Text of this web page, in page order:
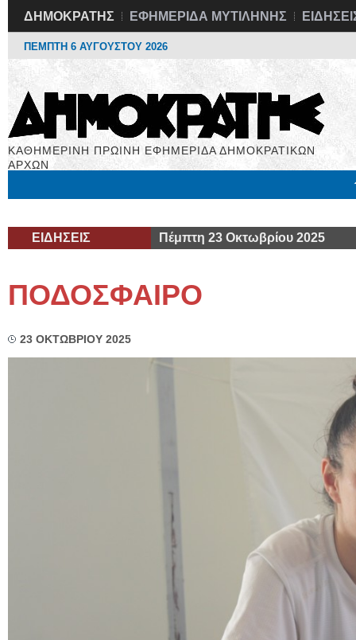
ΔΗΜΟΚΡΑΤΗΣ ΕΦΗΜΕΡΙΔΑ ΜΥΤΙΛΗΝΗΣ
ΠΕΜΠΤΗ 6 ΑΥΓΟΥΣΤΟΥ 2026
ΚΑΘΗΜΕΡΙΝΗ ΠΡΩΙΝΗ ΕΦΗΜΕΡΙΔΑ ΔΗΜΟΚΡΑΤΙΚΩΝ
ΑΡΧΩΝ
ΕΙΔΗΣΕΙΣ Πέμπτη 23 Οκτωβρίου 2025
ΠΟΔΟΣΦΑΙΡΟ
23 ΟΚΤΩΒΡΙΟΥ 2025